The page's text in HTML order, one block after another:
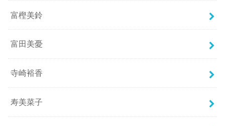
富樫美鈴
富田美憂
寺崎裕香
寿美菜子